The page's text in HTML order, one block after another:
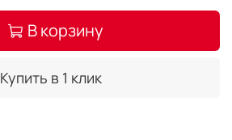
В корзину
Купить в 1 клик